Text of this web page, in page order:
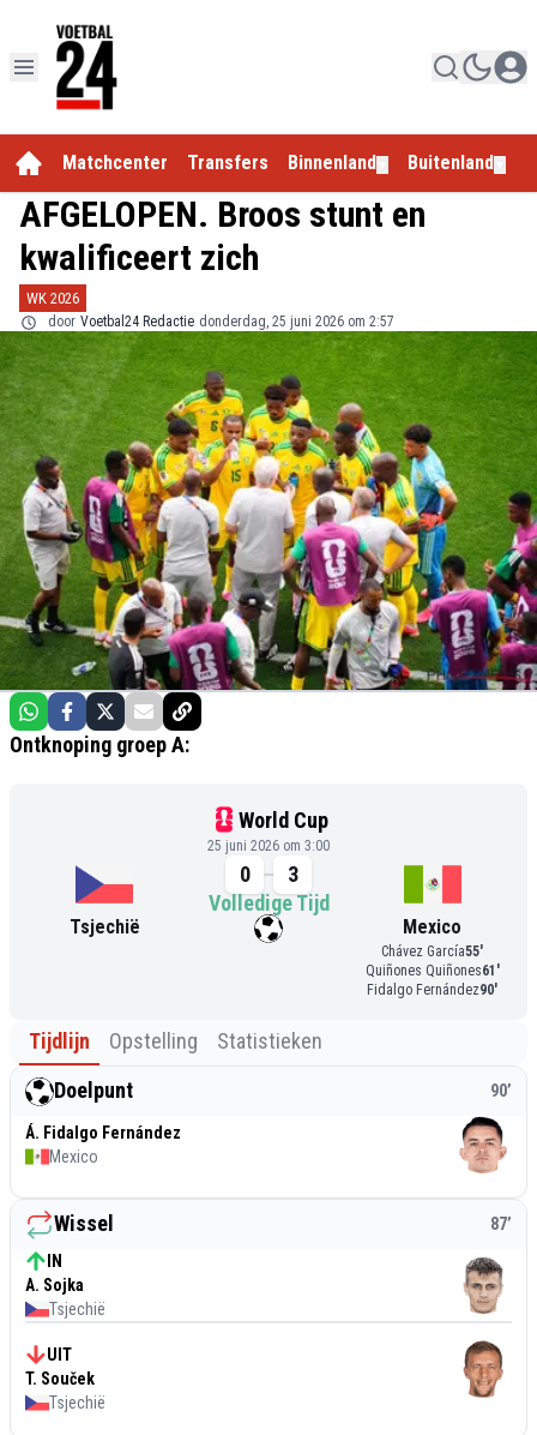
Matchcenter Transfers Binnenland Buitenland
AFGELOPEN. Broos stunt en
kwalificeert zich
WK 2026
door Voetbal24 Redactie donderdag, 25 juni 2026 om 2:57
Ontknoping groep A:
World Cup
25 juni 2026 om 3:00
Tsjechië
0
3
Volledige Tijd
Mexico
Chávez García55'
Quiñones Quiñones61 '
Fidalgo Fernández90'
Tijdlijn Opstelling
Statistieken
Doelpunt
90’
Á. Fidalgo Fernández
Mexico
Wissel 87’
IN
A. Sojka
Tsjechië
UIT
T. Souček
Tsjechië